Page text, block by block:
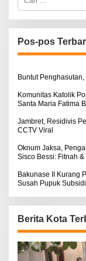
r
i
u
n
u
:
Pos-pos
Buntut
Komunitas Katolik
Santa Maria Fatima
Jambret, Residivis
CCTV Viral
Oknum Jaksa,
Sisco Bessi: Fitnah
Bakunase II Kurang
Susah Pupuk Subsidi
Berita Kota